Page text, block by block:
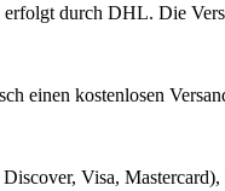
erfolgt durch DHL. Die
einen kostenlosen
Visa,